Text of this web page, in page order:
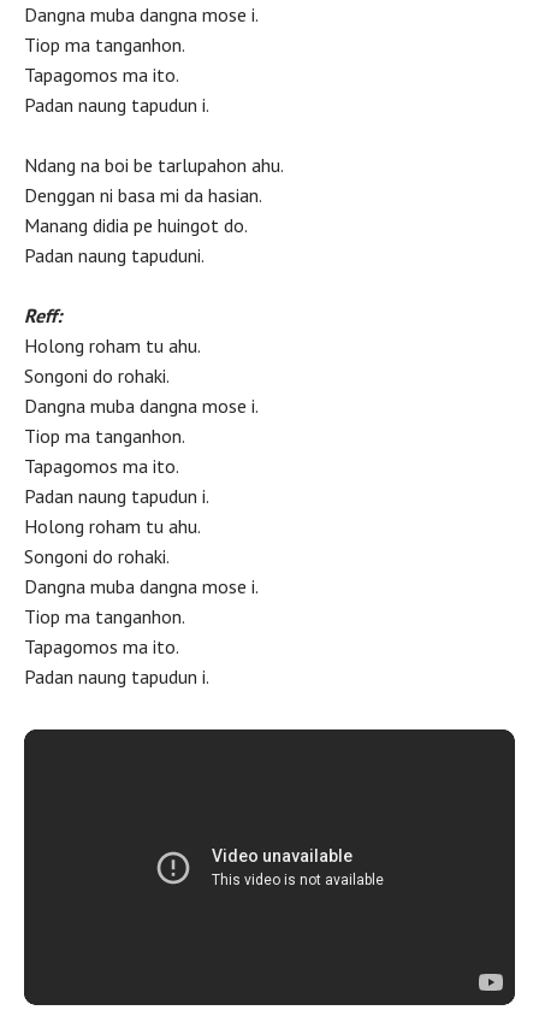
Dangna muba dangna mose i.
Tiop ma tanganhon.
Tapagomos ma ito.
Padan naung tapudun i.
Ndang na boi be tarlupahon ahu.
Denggan ni basa mi da hasian.
Manang didia pe huingot do.
Padan naung tapuduni.
Reff:
Holong roham tu ahu.
Songoni do rohaki.
Dangna muba dangna mose i.
Tiop ma tanganhon.
Tapagomos ma ito.
Padan naung tapudun i.
Holong roham tu ahu.
Songoni do rohaki.
Dangna muba dangna mose i.
Tiop ma tanganhon.
Tapagomos ma ito.
Padan naung tapudun i.